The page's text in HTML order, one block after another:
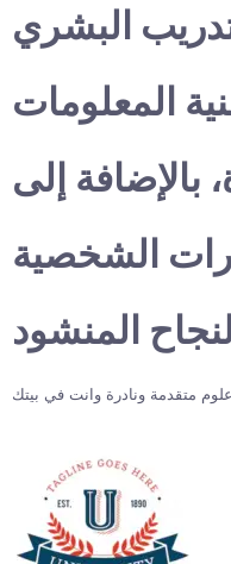
البشري
المعلومات
بالإضافة إلى
الشخصية
متقدمة ونادرة وانت في بيتك